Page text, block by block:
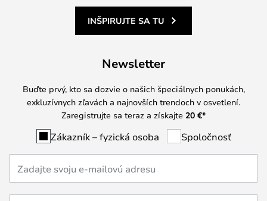
INŠPIRUJTE SA TU
Newsletter
Buďte prvý, kto sa dozvie o našich špeciálnych ponukách,
exkluzívnych zľavách a najnovších trendoch v osvetlení.
Zaregistrujte sa teraz a získajte 20 €*
Zákazník – fyzická osoba Spoločnosť